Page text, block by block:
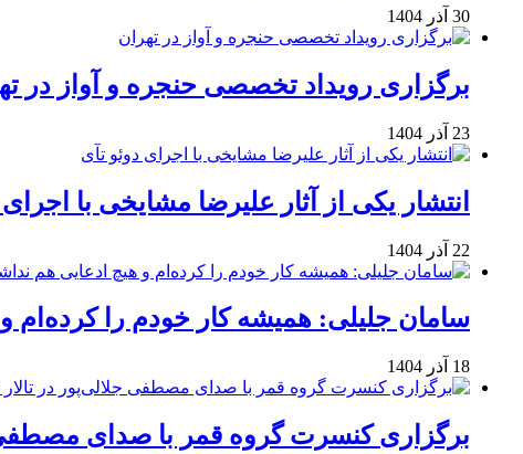
30 آذر 1404
برگزاری رویداد تخصصی حنجره و آواز در
23 آذر 1404
انتشار یکی از آثار علیرضا مشایخی با
22 آذر 1404
سامان جلیلی: همیشه کار خودم را کرده‌ام
18 آذر 1404
برگزاری کنسرت گروه قمر با صدای مصطفی